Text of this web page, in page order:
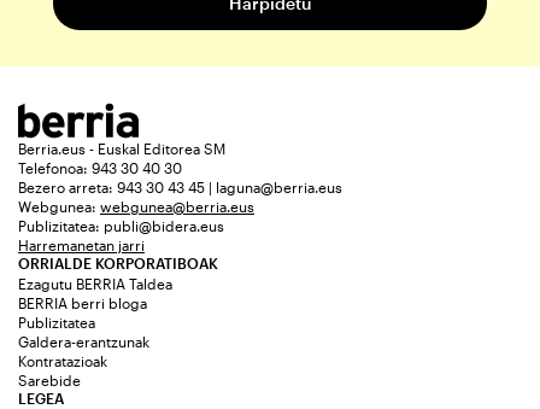
Berria.eus - Euskal Editorea SM
Telefonoa: 943 30 40 30
Bezero arreta: 943 30 43 45 | laguna@berria.eus
Webgunea: webgunea@berria.eus
Publizitatea: publi@bidera.eus
Harremanetan jarri
ORRIALDE KORPORATIBOAK
Ezagutu BERRIA Taldea
BERRIA berri bloga
Publizitatea
Galdera-erantzunak
Kontratazioak
Sarebide
LEGEA